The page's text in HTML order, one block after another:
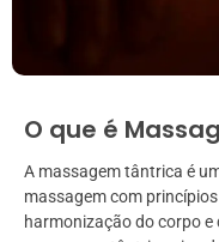
O que é
A massagem tântrica é
massagem com
harmonização do corpo e